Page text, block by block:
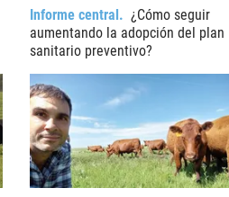
Informe central
¿Cómo seguir
aumentando la adopción del plan
sanitario preventivo?